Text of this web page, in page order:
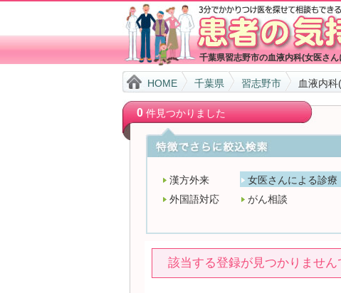
千葉県習志野市の血液内科(女医さ
HOME 千葉県 習志野市 血液内
0件見つかりました
漢方外来 女医さんによる診療
外国語対応
がん相談
該当する登録が見つかりませ